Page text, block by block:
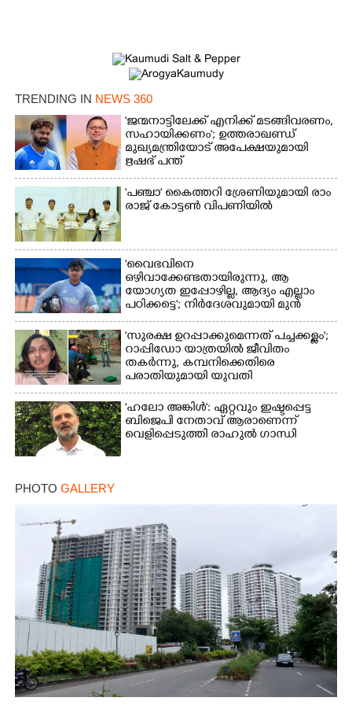
TRENDING IN NEWS 360
'ജന്മനാട്ടിലേക്ക് എനിക്ക് മടങ്ങിവരണം,
സഹായിക്കണം'; ഉത്തരാഖണ്ഡ്
മുഖ്യമന്ത്രിയോട് അപേക്ഷയുമായി
ഋഷഭ് പന്ത്
'​പ​ഞ്ചാ​'​ ​കൈ​ത്ത​റി​ ​ശ്രേ​ണി​യു​മാ​യി​ ​രാം​
രാ​ജ് ​കോ​ട്ടൺ വിപണിയിൽ
'വൈഭവിനെ
ഒഴിവാക്കേണ്ടതായിരുന്നു,​ ആ
യോഗ്യത ഇപ്പോഴില്ല, ആദ്യം എല്ലാം
പഠിക്കട്ടെ'; നിർദേശവുമായി മുൻ
ക്രിക്കറ്റ് താരം
'സുരക്ഷ ഉറപ്പാക്കുമെന്നത് പച്ചക്കള്ളം';
റാപ്പിഡോ യാത്രയിൽ ജീവിതം
തകർന്നു, കമ്പനിക്കെതിരെ
പരാതിയുമായി യുവതി
'ഹലോ അങ്കിൾ': ഏറ്റവും ഇഷ്ടപ്പെട്ട
ബിജെപി നേതാവ് ആരാണെന്ന്
വെളിപ്പെടുത്തി രാഹുൽ ഗാന്ധി
PHOTO GALLERY